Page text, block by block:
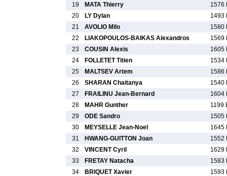
19
MATA Thierry
1576
20
LY Dylan
1493
21
AVOLIO Milo
1580
22
LIAKOPOULOS-BAIKAS Alexandros
1569
23
COUSIN Alexis
1605
24
FOLLETET Titien
1534
25
MALTSEV Artem
1586
26
SHARAN Chaitanya
1540
27
FRAILINU Jean-Bernard
1604
28
MAHR Gunther
1199
29
ODE Sandro
1505
30
MEYSELLE Jean-Noel
1645
31
HWANG-GUITTON Joan
1552
32
VINCENT Cyril
1629
33
FRETAY Natacha
1583
34
BRIQUET Xavier
1593